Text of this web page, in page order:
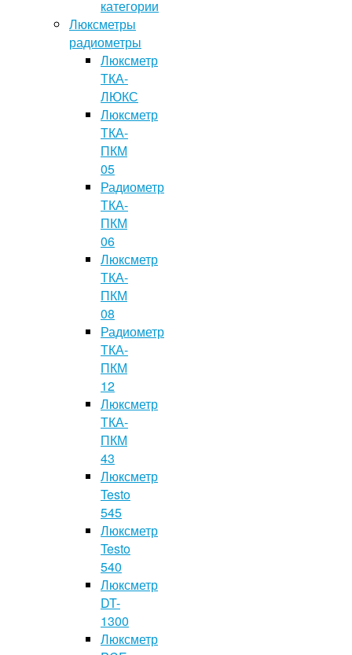
категории
Люксметры
радиометры
Люксметр
ТКА-
ЛЮКС
Люксметр
ТКА-
ПКМ
05
Радиометр
ТКА-
ПКМ
06
Люксметр
ТКА-
ПКМ
08
Радиометр
ТКА-
ПКМ
12
Люксметр
ТКА-
ПКМ
43
Люксметр
Testo
545
Люксметр
Testo
540
Люксметр
DT-
1300
Люксметр